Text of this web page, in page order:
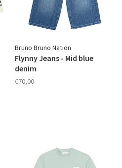
Bruno Bruno Nation
Flynny Jeans - Mid blue
denim
€70,00